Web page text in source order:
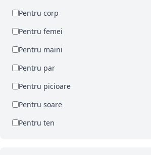
Pentru corp
Pentru femei
Pentru maini
Pentru par
Pentru picioare
Pentru soare
Pentru ten